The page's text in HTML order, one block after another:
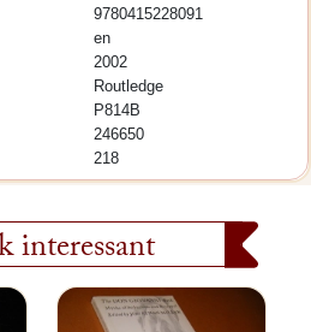
9780415228091
en
2002
Routledge
P814B
246650
218
interessant